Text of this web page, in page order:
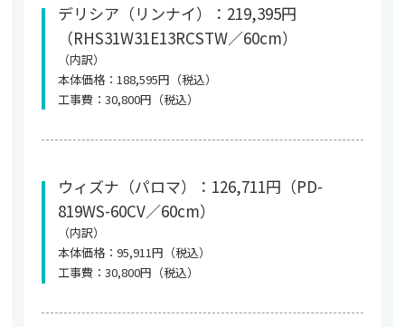
デリシア（リンナイ）：219,395円
（RHS31W31E13RCSTW／60cm）
（内訳）
本体価格：188,595円（税込）
工事費：30,800円（税込）
ウィズナ（パロマ）：126,711円（PD-
819WS-60CV／60cm）
（内訳）
本体価格：95,911円（税込）
工事費：30,800円（税込）